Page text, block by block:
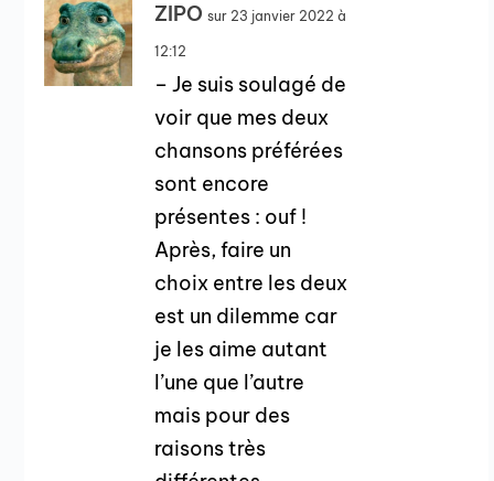
ZIPO sur 23 janvier 2022 à
12:12
– Je suis soulagé de
voir que mes deux
chansons préférées
sont encore
présentes : ouf !
Après, faire un
choix entre les deux
est un dilemme car
je les aime autant
l’une que l’autre
mais pour des
raisons très